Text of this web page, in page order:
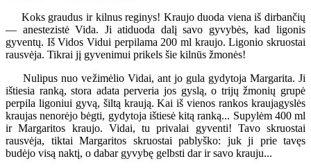
Koks graudus ir kilnus reginys! Kraujo duoda viena iš dirbančių
— anestezistė Vida. Ji atiduoda dalį savo gyvybės, kad ligonis
gyventų. Iš Vidos Vidui perpilama 200 ml kraujo. Ligonio skruostai
rausvėja. Tikrai jį gyvenimui prikels šie kilnūs žmonės!
Nulipus nuo vežimėlio Vidai, ant jo gula gydytoja Margarita. Ji
ištiesia ranką, stora adata perveria jos gyslą, o trijų žmonių grupė
perpila ligoniui gyvą, šiltą kraują. Kai iš vienos rankos kraujagyslės
kraujas nenorėjo bėgti, gydytoja ištiesė kitą ranką... Supylėm 400 ml
ir Margaritos kraujo. Vidai, tu privalai gyventi! Tavo skruostai
rausvėja, tiktai Margaritos skruostai pablyško: juk ji prie tavęs
budėjo visą naktį, o dabar gyvybę gelbsti dar ir savo krauju...